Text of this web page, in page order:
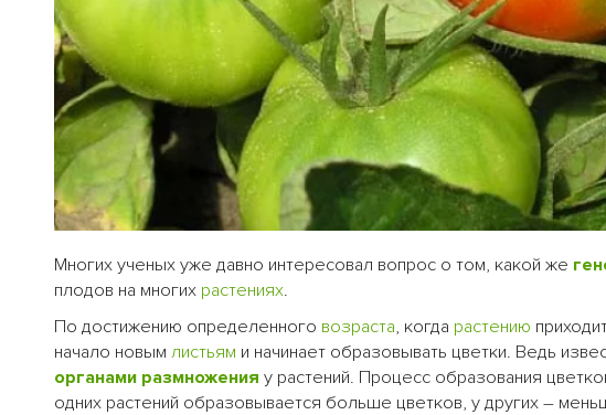
Многих ученых уже давно интересовал вопрос о том, какой же
плодов на многих растениях.
По достижению определенного возраста, когда растению
начало новым листьям и начинает образовывать цветки. Ведь
органами размножения у растений. Процесс образования
одних растений образовывается больше цветков, у других –